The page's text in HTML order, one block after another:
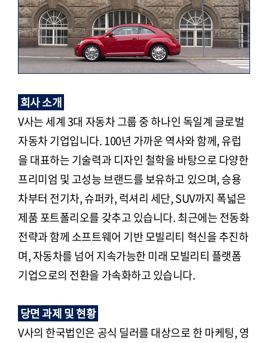
회사 소개
V사는 세계 3대 자동차 그룹 중 하나인 독일계 글로벌
자동차 기업입니다. 100년 가까운 역사와 함께, 유럽
을 대표하는 기술력과 디자인 철학을 바탕으로 다양한
프리미엄 및 고성능 브랜드를 보유하고 있으며, 승용
차부터 전기차, 슈퍼카, 럭셔리 세단, SUV까지 폭넓은
제품 포트폴리오를 갖추고 있습니다. 최근에는 전동화
전략과 함께 소프트웨어 기반 모빌리티 혁신을 추진하
며, 자동차를 넘어 지속가능한 미래 모빌리티 플랫폼
기업으로의 전환을 가속화하고 있습니다.
당면 과제 및 현황
V사의 한국법인은 공식 딜러를 대상으로 한 마케팅, 영